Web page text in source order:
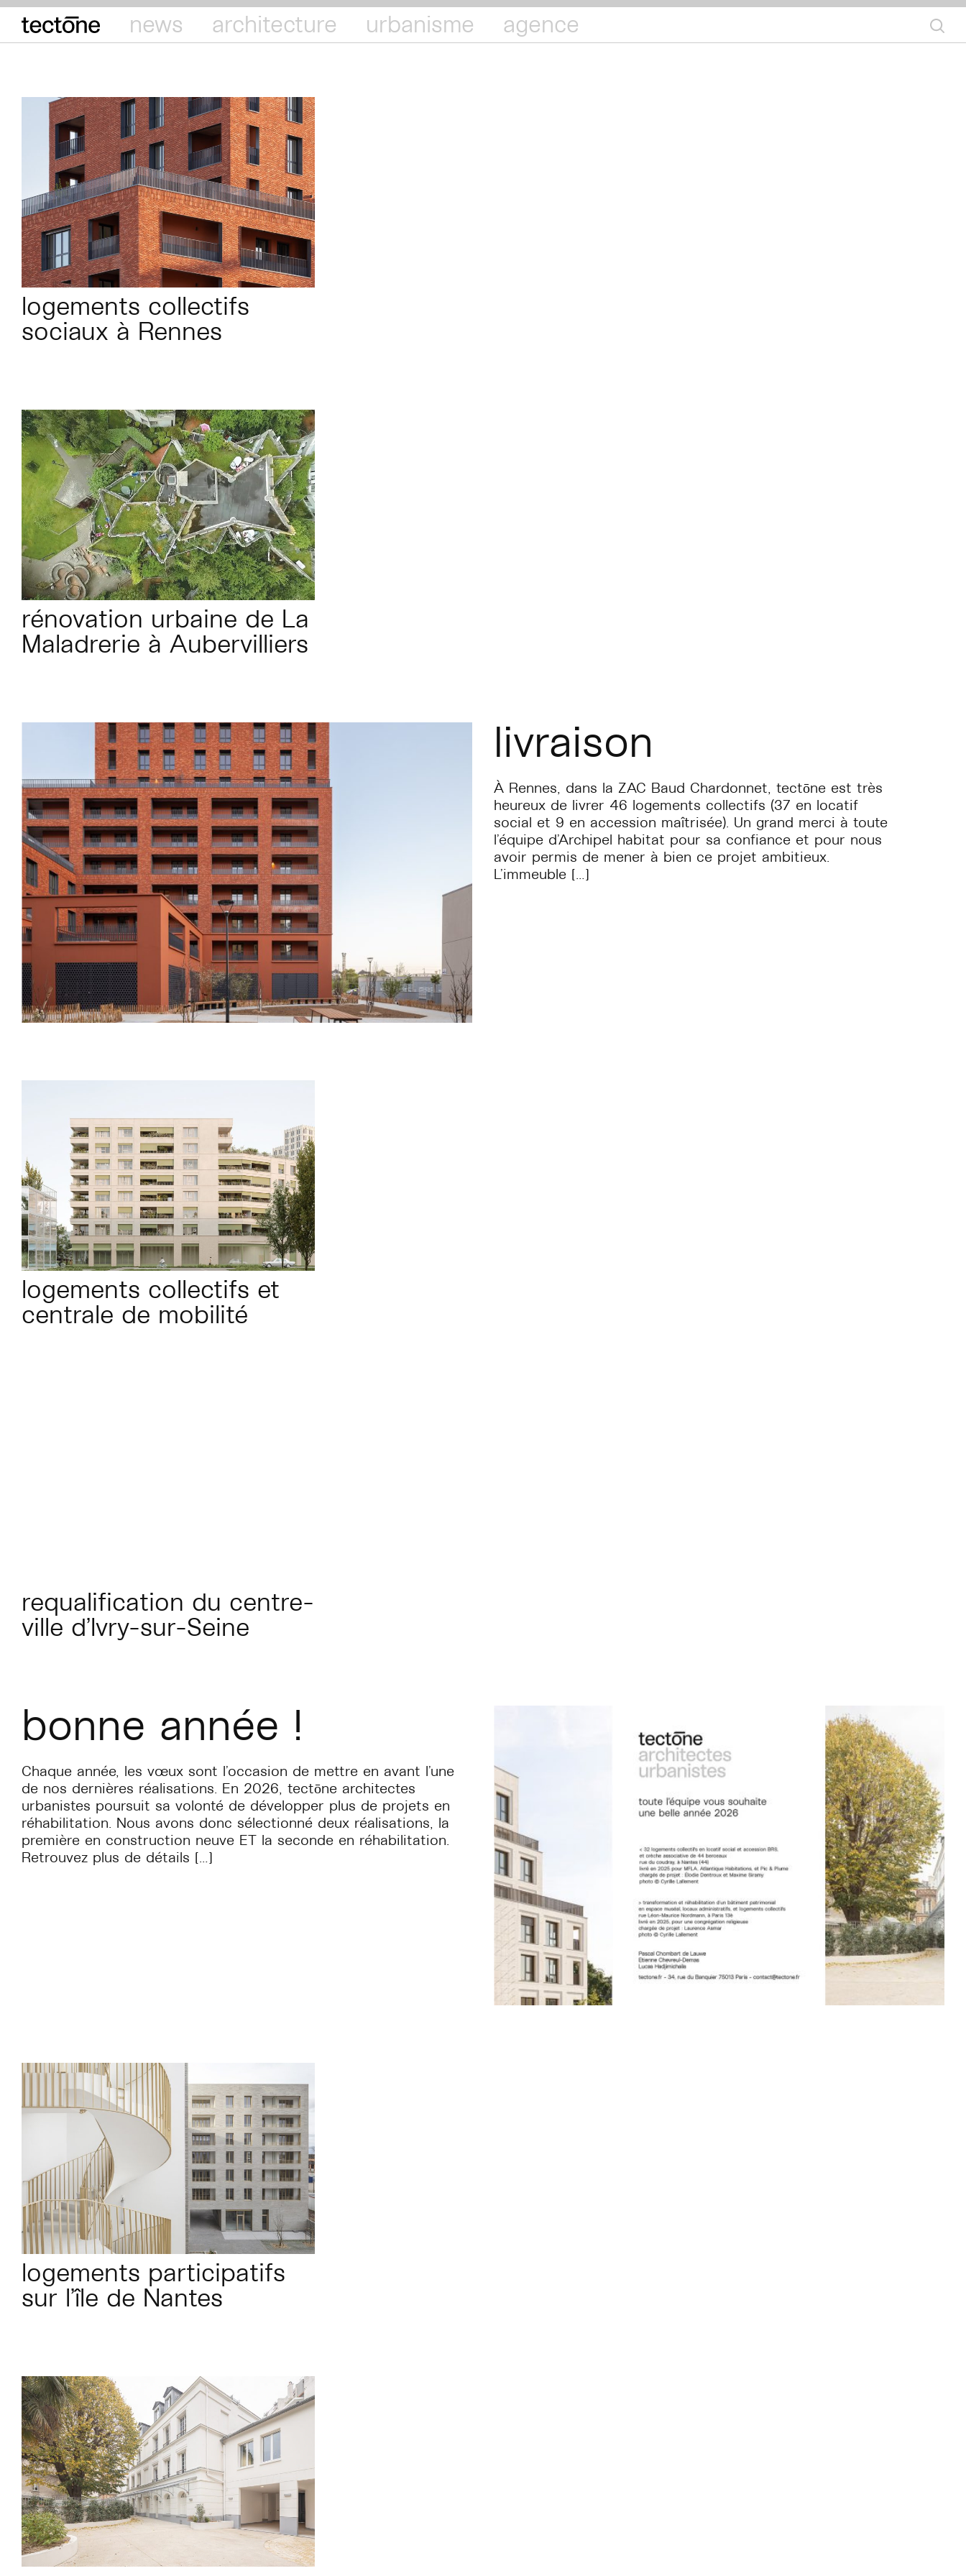
tectōne news architecture urbanisme agence
logements collectifs
sociaux à Rennes
rénovation urbaine de La
Maladrerie à Aubervilliers
livraison
À Rennes, dans la ZAC Baud Chardonnet, tectōne est très
heureux de livrer 46 logements collectifs (37 en locatif
social et 9 en accession maîtrisée). Un grand merci à toute
l’équipe d’Archipel habitat pour sa confiance et pour nous
avoir permis de mener à bien ce projet ambitieux.
L’immeuble […]
logements collectifs et
centrale de mobilité
requalification du centre-
ville d’Ivry-sur-Seine
bonne année !
Chaque année, les vœux sont l’occasion de mettre en avant l’une
de nos dernières réalisations. En 2026, tectōne architectes
urbanistes poursuit sa volonté de développer plus de projets en
réhabilitation. Nous avons donc sélectionné deux réalisations, la
première en construction neuve ET la seconde en réhabilitation.
Retrouvez plus de détails […]
logements participatifs
sur l’île de Nantes